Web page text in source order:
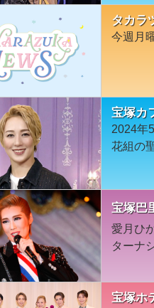
タカラ
今週月
宝塚カ
2024年
花組の
宝塚巴
愛月ひ
ターナ
宝塚ホ